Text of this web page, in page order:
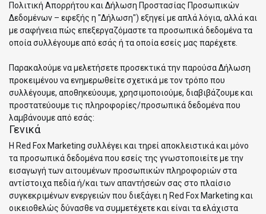
Πολιτική Απορρήτου και Δήλωση Προστασίας Προσωπικών
Δεδομένων – εφεξής η "Δήλωση") εξηγεί με απλά λόγια, αλλά και
με σαφήνεια πώς επεξεργαζόμαστε τα προσωπικά δεδομένα τα
οποία συλλέγουμε από εσάς ή τα οποία εσείς μας παρέχετε.
Παρακαλούμε να μελετήσετε προσεκτικά την παρούσα Δήλωση
προκειμένου να ενημερωθείτε σχετικά με τον τρόπο που
συλλέγουμε, αποθηκεύουμε, χρησιμοποιούμε, διαβιβάζουμε και
προστατεύουμε τις πληροφορίες/προσωπικά δεδομένα που
λαμβάνουμε από εσάς:
Γενικά
Η Red Fox Marketing συλλέγει και τηρεί αποκλειστικά και μόνο
τα προσωπικά δεδομένα που εσείς της γνωστοποιείτε με την
εισαγωγή των αιτουμένων προσωπικών πληροφοριών στα
αντίστοιχα πεδία ή/και των απαντήσεών σας στο πλαίσιο
συγκεκριμένων ενεργειών που διεξάγει η Red Fox Marketing και
οικειοθελώς δύνασθε να συμμετέχετε και είναι τα ελάχιστα